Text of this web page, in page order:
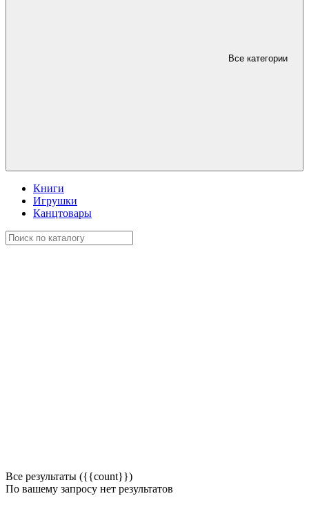
Все категории
Книги
Игрушки
Канцтовары
Все результаты ({{count}})
По вашему запросу нет результатов